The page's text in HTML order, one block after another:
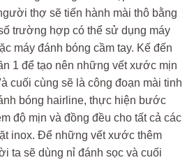
thợ sẽ tiến hành mài thô bằng
trường hợp có thể sử dụng máy
máy đánh bóng cầm tay. Kế đến
1 để tạo nên những vết xước mịn
cuối cùng sẽ là công đoạn mài tinh
bóng hairline, thực hiện bước
độ mịn và đồng đều cho tất cả các
inox. Để những vết xước thêm
ta sẽ dùng nỉ đánh sọc và cuối